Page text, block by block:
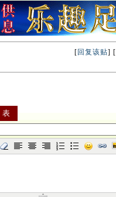
[ 回复该贴] [